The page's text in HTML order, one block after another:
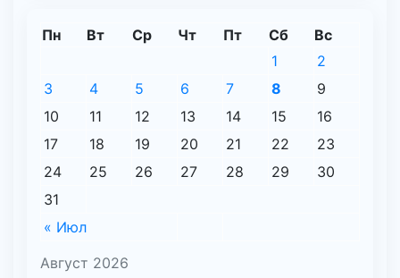
Август 2026
Пн Вт Ср Чт Пт Сб Вс
« Июл
1
2
3
4 5 6 7 8
9
10
11 12 13 14 15
16
17
18 19 20 21 22
23
24
25 26 27 28 29
30
31